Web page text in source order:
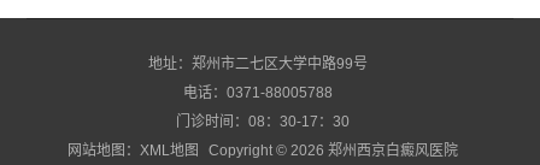
地址：郑州市二七区大学中路99号
电话：0371-88005788
门诊时间：08：30-17：30
网站地图：XML地图 Copyright © 2026郑州西京白癜风医院